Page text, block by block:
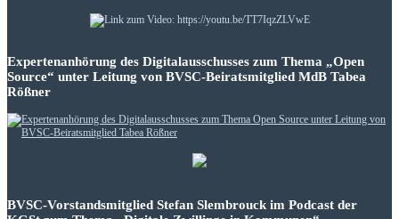
Expertenanhörung des Digitalausschusses zum Thema „Open
Source“ unter Leitung von BVSC-Beiratsmitglied MdB Tabea
Rößner
BVSC-Vorstandsmitglied Stefan Slembrouck im Podcast der